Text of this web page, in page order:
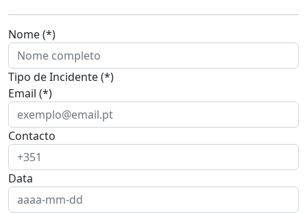
Nome (*)
Tipo de Incidente (*)
Email (*)
Contacto
Data